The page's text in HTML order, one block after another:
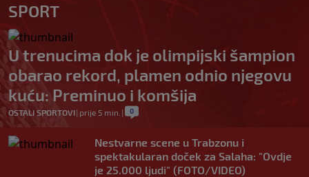
SPORT
U trenucima dok je olimpijski šampion
obarao rekord, plamen odnio njegovu
kuću: Preminuo i komšija
OSTALI SPORTOVI| prije 5 min. | 0
Nestvarne scene u Trabzonu i
spektakularan doček za Salaha: "Ovdje
je 25.000 ljudi" (FOTO/VIDEO)